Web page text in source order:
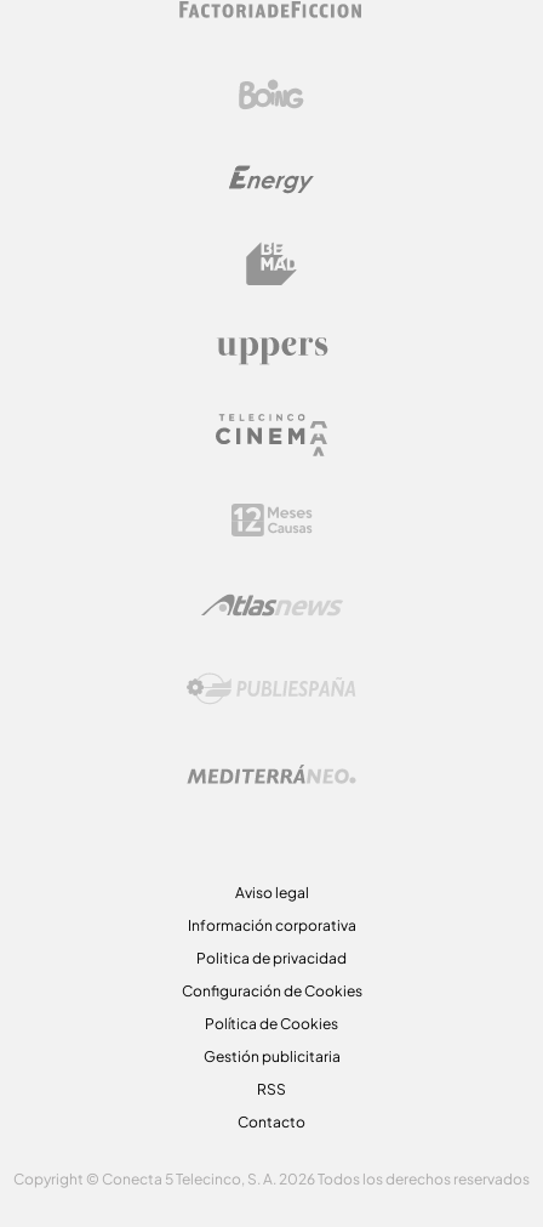
Aviso legal
Información corporativa
Politica de privacidad
Configuración de Cookies
Política de Cookies
Gestión publicitaria
RSS
Contacto
Copyright © Conecta 5 Telecinco, S. A. 2026 Todos los derechos reservados